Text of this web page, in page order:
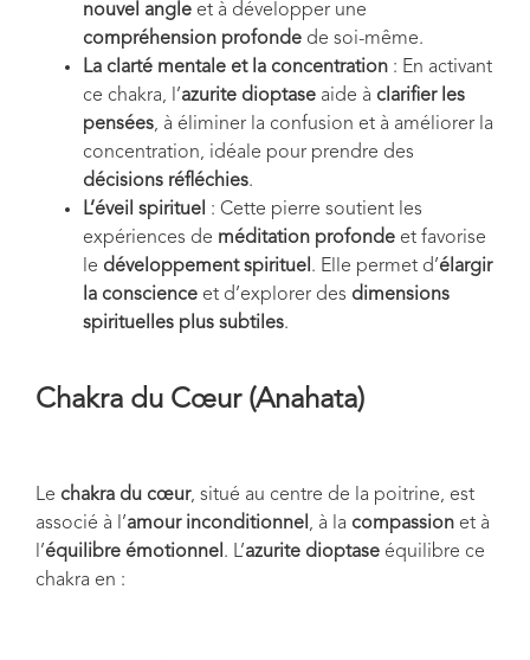
nouvel angle et à développer une
compréhension profonde de soi-même.
La clarté mentale et la concentration : En activant
ce chakra, l’azurite dioptase aide à clarifier les
pensées, à éliminer la confusion et à améliorer la
concentration, idéale pour prendre des
décisions réfléchies.
L’éveil spirituel : Cette pierre soutient les
expériences de méditation profonde et favorise
le développement spirituel. Elle permet d’élargir
la conscience et d’explorer des dimensions
spirituelles plus subtiles.
Chakra du Cœur (Anahata)
Le chakra du cœur, situé au centre de la poitrine, est
associé à l’amour inconditionnel , à la compassion et à
l’équilibre émotionnel . L’azurite dioptase équilibre ce
chakra en :